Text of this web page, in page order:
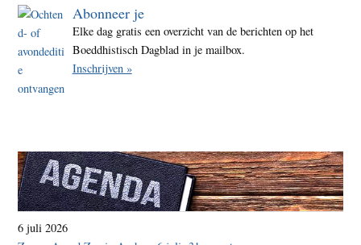
Abonneer je
Elke dag gratis een overzicht van de berichten op het
Boeddhistisch Dagblad in je mailbox.
Inschrijven »
6 juli 2026